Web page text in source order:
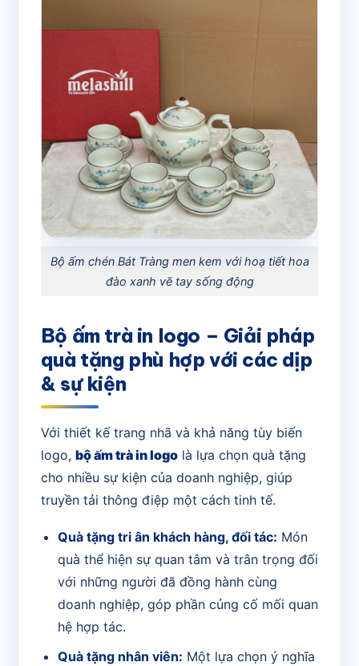
Bộ ấm chén Bát Tràng men kem với hoạ tiết hoa
đào xanh vẽ tay sống động
Bộ ấm trà in logo – Giải pháp
quà tặng phù hợp với các dịp
& sự kiện
Với thiết kế trang nhã và khả năng tùy biến
logo, bộ ấm trà in logolà lựa chọn quà tặng
cho nhiều sự kiện của doanh nghiệp, giúp
truyền tải thông điệp một cách tinh tế.
Quà tặng tri ân khách hàng, đối tác: Món
quà thể hiện sự quan tâm và trân trọng đối
với những người đã đồng hành cùng
doanh nghiệp, góp phần củng cố mối quan
hệ hợp tác.
Quà tặng nhân viên: Một lựa chọn ý nghĩa